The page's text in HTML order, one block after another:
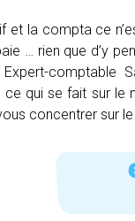
et la compta ce
… rien que d’y
Expert-comptable
ce qui se fait sur le
concentrer sur